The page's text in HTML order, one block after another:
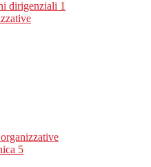
dirigenziali 1
5